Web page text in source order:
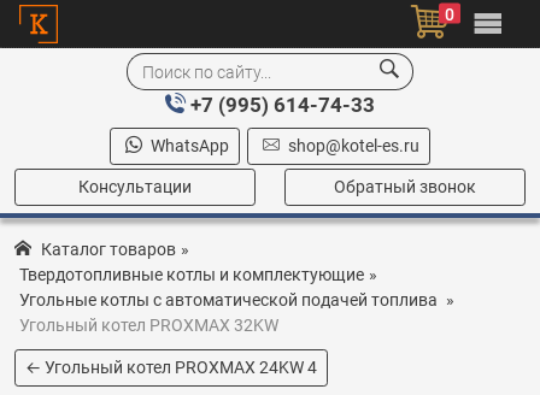
0
+7 (995) 614-74-33
WhatsApp shop@kotel-es.ru
Консультации Обратный звонок
Каталог товаров »
Твердотопливные котлы и комплектующие »
Угольные котлы с автоматической подачей топлива »
Угольный котел PROXMAX 32KW
← Угольный котел PROXMAX 24KW 4